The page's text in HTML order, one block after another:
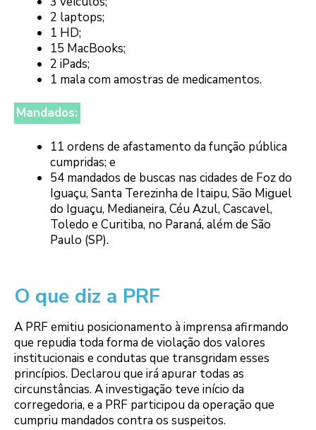
2 laptops;
1 HD;
15 MacBooks;
2 iPads;
1 mala com amostras de medicamentos.
Mandados:
11 ordens de afastamento da função pública
cumpridas; e
54 mandados de buscas nas cidades de Foz do
Iguaçu, Santa Terezinha de Itaipu, São Miguel
do Iguaçu, Medianeira, Céu Azul, Cascavel,
Toledo e Curitiba, no Paraná, além de São
Paulo (SP).
O que diz a PRF
A PRF emitiu posicionamento à imprensa afirmando
que repudia toda forma de violação dos valores
institucionais e condutas que transgridam esses
princípios. Declarou que irá apurar todas as
circunstâncias. A investigação teve início da
corregedoria, e a PRF participou da operação que
cumpriu mandados contra os suspeitos.